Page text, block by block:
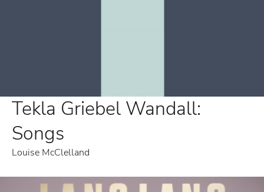
Tekla Griebel Wandall:
Songs
Louise McClelland